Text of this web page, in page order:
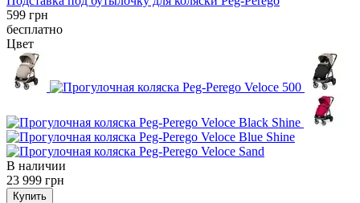
599 грн
бесплатно
Цвет
В наличии
23 999 грн
Купить